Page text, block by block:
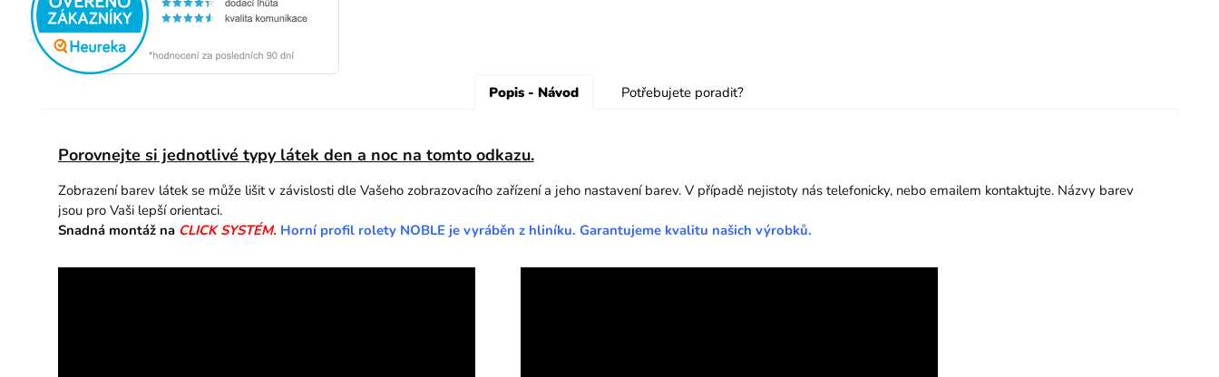
Popis - Návod Potřebujete poradit?
Porovnejte si jednotlivé typy látek den a noc na tomto odkazu.
Zobrazení barev látek se může lišit v závislosti dle Vašeho zobrazovacího zařízení a jeho nastavení barev. V případě nejistoty nás telefonicky, nebo emailem kontaktujte. Názvy barev
jsou pro Vaši lepší orientaci.
Snadná montáž na CLICK SYSTÉM. Horní profil rolety NOBLE je vyráběn z hliníku. Garantujeme kvalitu našich výrobků.